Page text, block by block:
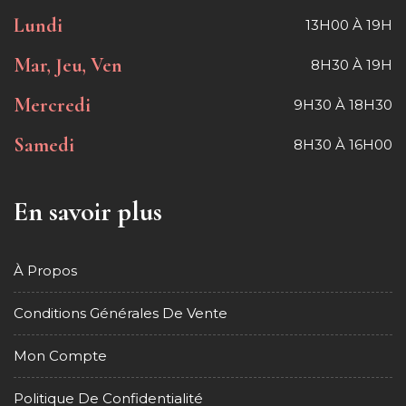
Lundi 13H00 À 19H
Mar, Jeu, Ven 8H30 À 19H
Mercredi 9H30 À 18H30
Samedi 8H30 À 16H00
En savoir plus
À Propos
Conditions Générales De Vente
Mon Compte
Politique De Confidentialité